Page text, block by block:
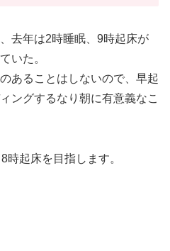
去年は2時睡眠、9時起床が
いた。
あることはしないので、早起
ングするなり朝に有意義なこ
時起床を目指します。